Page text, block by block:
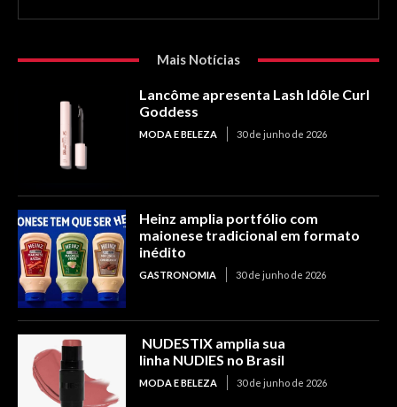
Mais Notícias
Lancôme apresenta Lash Idôle Curl
Goddess
MODA E BELEZA 30 de junho de 2026
Heinz amplia portfólio com
maionese tradicional em formato
inédito
GASTRONOMIA 30 de junho de 2026
NUDESTIX amplia sua
linha NUDIES no Brasil
MODA E BELEZA 30 de junho de 2026